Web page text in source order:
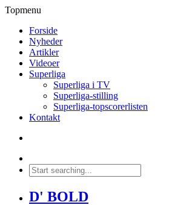
Topmenu
Forside
Nyheder
Artikler
Videoer
Superliga
Superliga i TV
Superliga-stilling
Superliga-topscorerlisten
Kontakt
D' BOLD